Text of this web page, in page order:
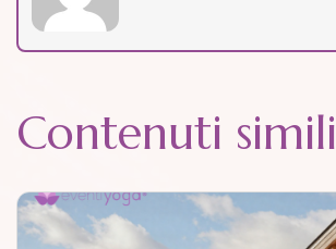
Contenuti simili